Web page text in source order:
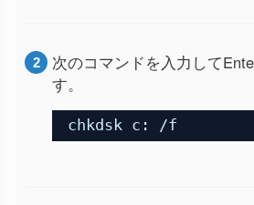
次のコマンドを入力して
す。
chkdsk c: /f